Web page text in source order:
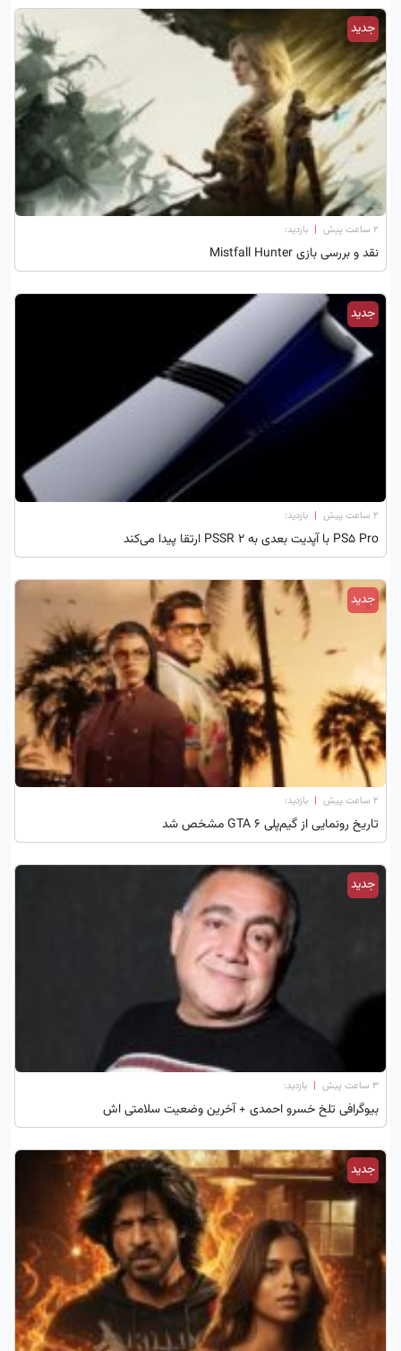
جدید
۲ ساعت پیش | بازدید:
نقد و بررسی بازی Mistfall Hunter
جدید
۲ ساعت پیش | بازدید:
PS5 Pro با آپدیت بعدی به PSSR 2 ارتقا پیدا می‌کند
جدید
۲ ساعت پیش | بازدید:
تاریخ رونمایی از گیم‌پلی GTA 6 مشخص شد
جدید
۳ ساعت پیش | بازدید:
بیوگرافی تلخ خسرو احمدی + آخرین وضعیت سلامتی اش
جدید